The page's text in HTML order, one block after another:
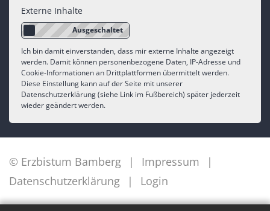
Externe Inhalte
Ich bin damit einverstanden, dass mir externe Inhalte angezeigt
werden. Damit können personenbezogene Daten, IP-Adresse und
Cookie-Informationen an Drittplattformen übermittelt werden.
Diese Einstellung kann auf der Seite mit unserer
Datenschutzerklärung (siehe Link im Fußbereich) später jederzeit
wieder geändert werden.
© Erzbistum Bamberg
Impressum
Datenschutzerklärung
Login